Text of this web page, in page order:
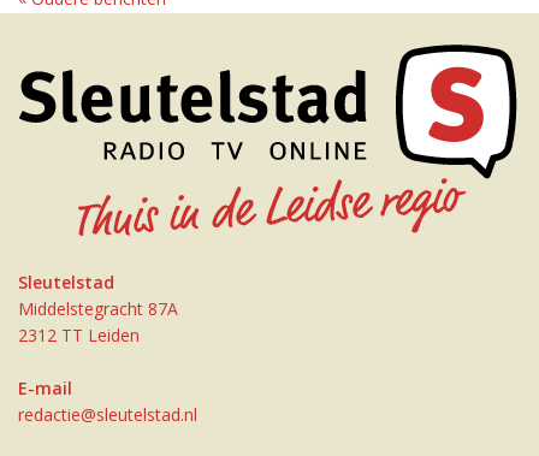
Sleutelstad
Middelstegracht 87A
2312 TT Leiden
E-mail
redactie@sleutelstad.nl